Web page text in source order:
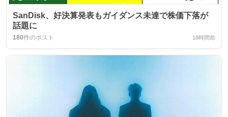
SanDisk、好決算発表もガイダンス未達で株価下落が
話題に
180件のポスト 18時間前